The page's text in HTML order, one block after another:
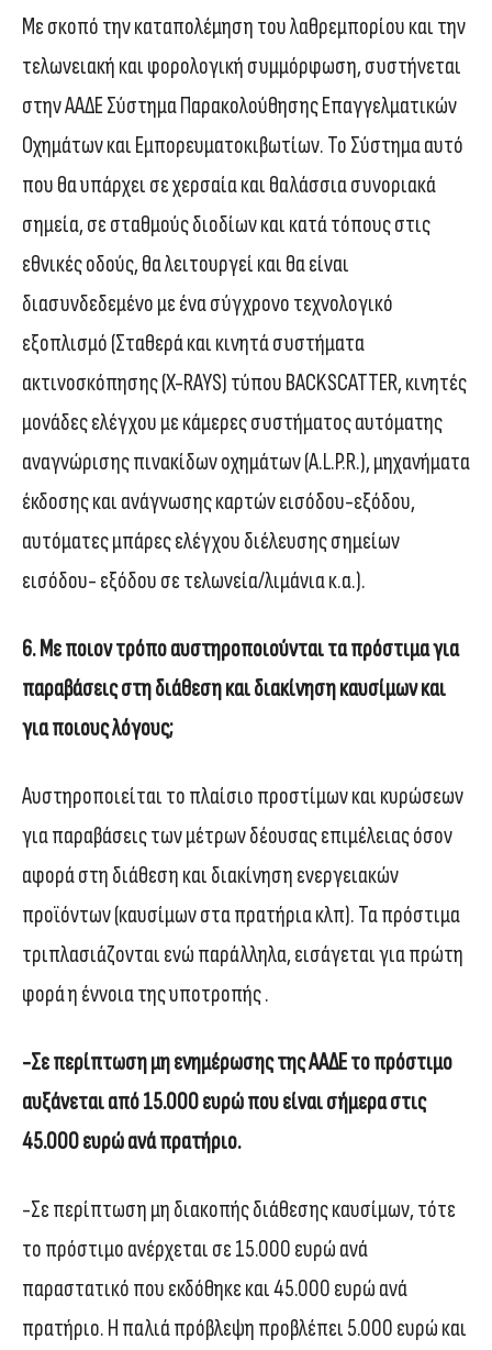
Με σκοπό την καταπολέμηση του λαθρεμπορίου και την
τελωνειακή και φορολογική συμμόρφωση, συστήνεται
στην ΑΑΔΕ Σύστημα Παρακολούθησης Επαγγελματικών
Οχημάτων και Εμπορευματοκιβωτίων. Το Σύστημα αυτό
που θα υπάρχει σε χερσαία και θαλάσσια συνοριακά
σημεία, σε σταθμούς διοδίων και κατά τόπους στις
εθνικές οδούς, θα λειτουργεί και θα είναι
διασυνδεδεμένο με ένα σύγχρονο τεχνολογικό
εξοπλισμό (Σταθερά και κινητά συστήματα
ακτινοσκόπησης (X-RAYS) τύπου BACKSCATTER, κινητές
μονάδες ελέγχου με κάμερες συστήματος αυτόματης
αναγνώρισης πινακίδων οχημάτων (A.L.P.R.), μηχανήματα
έκδοσης και ανάγνωσης καρτών εισόδου-εξόδου,
αυτόματες μπάρες ελέγχου διέλευσης σημείων
εισόδου- εξόδου σε τελωνεία/λιμάνια κ.α.).
6. Με ποιον τρόπο αυστηροποιούνται τα πρόστιμα για
παραβάσεις στη διάθεση και διακίνηση καυσίμων και
για ποιους λόγους;
Αυστηροποιείται το πλαίσιο προστίμων και κυρώσεων
για παραβάσεις των μέτρων δέουσας επιμέλειας όσον
αφορά στη διάθεση και διακίνηση ενεργειακών
προϊόντων (καυσίμων στα πρατήρια κλπ). Τα πρόστιμα
τριπλασιάζονται ενώ παράλληλα, εισάγεται για πρώτη
φορά η έννοια της υποτροπής .
-Σε περίπτωση μη ενημέρωσης της ΑΑΔΕ το πρόστιμο
αυξάνεται από 15.000 ευρώ που είναι σήμερα στις
45.000 ευρώ ανά πρατήριο.
-Σε περίπτωση μη διακοπής διάθεσης καυσίμων, τότε
το πρόστιμο ανέρχεται σε 15.000 ευρώ ανά
παραστατικό που εκδόθηκε και 45.000 ευρώ ανά
πρατήριο. Η παλιά πρόβλεψη προβλέπει 5.000 ευρώ και